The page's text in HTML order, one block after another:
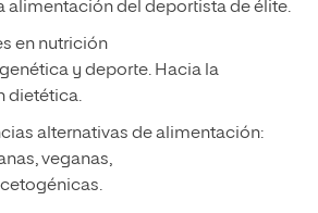
alimentación del deportista de élite.
en nutrición
y deporte. Hacia la
dietética.
alternativas de alimentación:
veganas,